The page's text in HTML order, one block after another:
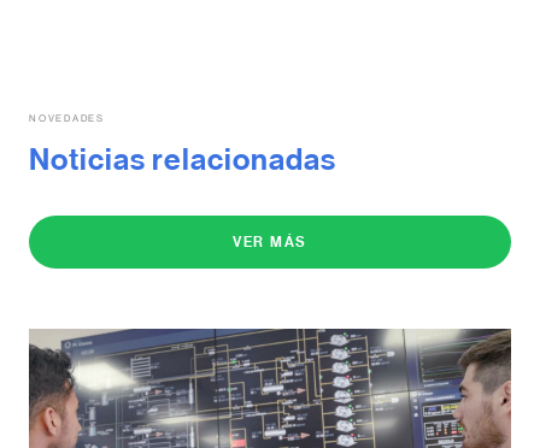
NOVEDADES
Noticias relacionadas
VER MÁS